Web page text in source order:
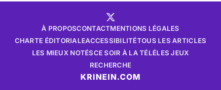
À PROPOSCONTACTMENTIONS LÉGALES
CHARTE ÉDITORIALEACCESSIBILITÉTOUS LES ARTICLES
LES MIEUX NOTÉSCE SOIR À LA TÉLÉLES JEUX
RECHERCHE
KRINEIN.COM